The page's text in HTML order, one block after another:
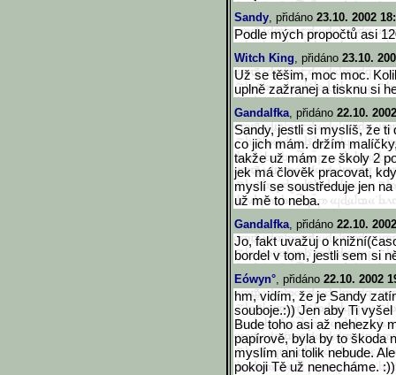
Sandy, přidáno 23.10. 2002
Podle mých propočtů asi
Witch King, přidáno 23.10.
Už se těšim, moc moc.
uplně zažranej a tisknu si
Gandalfka, přidáno 22.10.
Sandy, jestli si myslíš, že
co jich mám. držím
takže už mám ze školy 2
jek má člověk pracovat,
myslí se soustředuje jen
už mě to neba.
Gandalfka, přidáno 22.10.
Jo, fakt uvažuj o
bordel v tom, jestli sem si
Eówyn°, přidáno 22.10. 2002
hm, vidím, že je Sandy
souboje.:)) Jen aby Ti
Bude toho asi až nehezky
papírově, byla by to škoda
myslím ani tolik nebude.
pokoji Tě už nenecháme. :))